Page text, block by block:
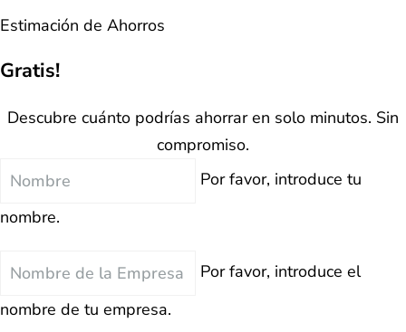
Estimación de Ahorros
Gratis!
Descubre cuánto podrías ahorrar en solo minutos. Sin
compromiso.
Nombre
Por favor, introduce tu
nombre.
Nombre
la
Por favor, introduce el
nombre de tu empresa.